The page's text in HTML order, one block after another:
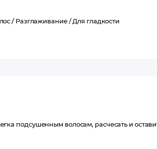
/ Разглаживание /Для гладкости
подсушенным волосам, расчесать и